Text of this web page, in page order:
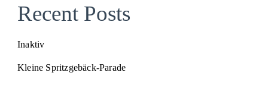
Recent Posts
Inaktiv
Kleine Spritzgebäck-Parade